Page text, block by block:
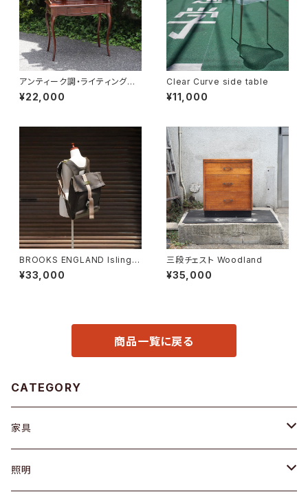
アンティーク調・ライティングデ
スク
¥22,000
Clear Curve side table
¥11,000
BROOKS ENGLAND Islingto
n Rucksack
¥33,000
三段チェスト Woodland
¥35,000
商品一覧に戻る
CATEGORY
家具
ソファ / ベンチ
照明